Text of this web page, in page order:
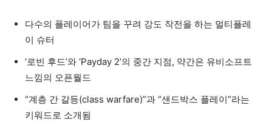
다수의 플레이어가 팀을 꾸려 강도 작전을 하는 멀티플레
이 슈터
‘로빈 후드’와 ‘Payday 2’의 중간 지점, 약간은 유비소프트
느낌의 오픈월드
“계층 간 갈등(class warfare)”과 “샌드박스 플레이”라는
키워드로 소개됨